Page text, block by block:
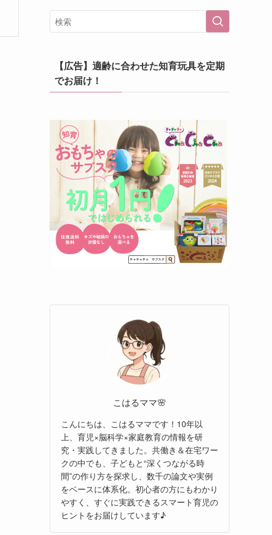
【広告】適齢に合わせた知育玩具を定期
でお届け！
こはるママ🌸
こんにちは、こはるママです！10年以
上、育児×脳科学×家庭教育の情報を研
究・実践してきました。共働き＆在宅ワー
クの中でも、子どもと“深くつながる時
間”の作り方を探求し、数千の論文や実例
をベースに体系化。初心者の方にもわかり
やすく、すぐに実践できるスマート育児の
ヒントをお届けしています♪